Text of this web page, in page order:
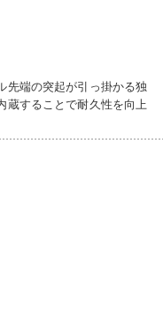
先端の突起が引っ掛かる独
蔵することで耐久性を向上